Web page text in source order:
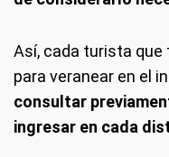
Así, cada turista
para veranear en el
consultar
ingresar en cada